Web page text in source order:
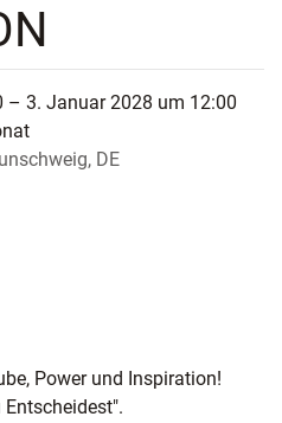
– 3. Januar 2028 um 12:00
DE
Power und Inspiration!
Entscheidest".